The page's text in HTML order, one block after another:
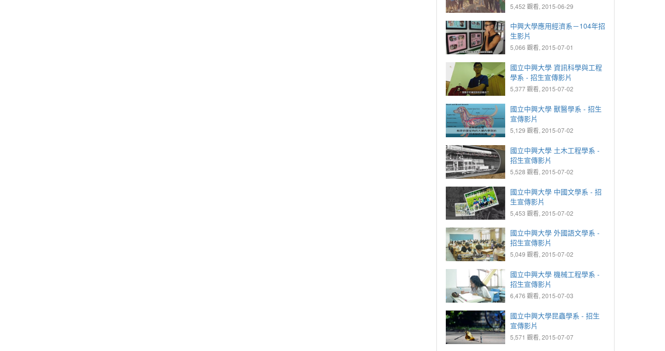
5,452 觀看, 2015-06-29
中興大學應用經濟系－104年招
生影片
5,066 觀看, 2015-07-01
國立中興大學 資訊科學與工程
學系 - 招生宣傳影片
5,377 觀看, 2015-07-02
國立中興大學 獸醫學系 - 招生
宣傳影片
5,129 觀看, 2015-07-02
國立中興大學 土木工程學系 -
招生宣傳影片
5,528 觀看, 2015-07-02
國立中興大學 中國文學系 - 招
生宣傳影片
5,453 觀看, 2015-07-02
國立中興大學 外國語文學系 -
招生宣傳影片
5,049 觀看, 2015-07-02
國立中興大學 機械工程學系 -
招生宣傳影片
6,476 觀看, 2015-07-03
國立中興大學昆蟲學系 - 招生
宣傳影片
5,571 觀看, 2015-07-07